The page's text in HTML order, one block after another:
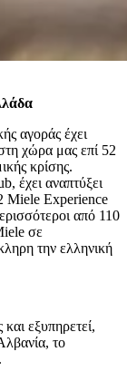
αγοράς έχει
χώρα μας επί 52
κρίσης.
έχει αναπτύξει
Miele Experience
από 110
σε
την ελληνική
εξυπηρετεί,
το